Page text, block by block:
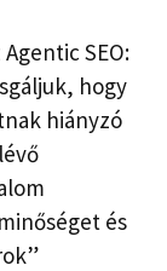
SEO:
hogy
hiányzó
és